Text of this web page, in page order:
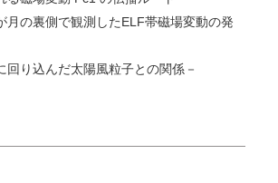
月の裏側で観測したELF帯磁場変動の発
回り込んだ太陽風粒子との関係－